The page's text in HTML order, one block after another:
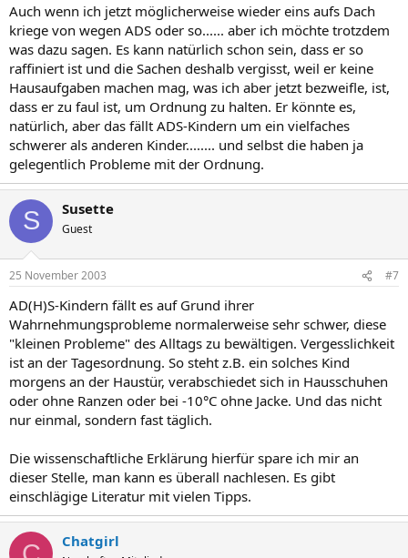
Auch wenn ich jetzt möglicherweise wieder eins aufs Dach
kriege von wegen ADS oder so...... aber ich möchte trotzdem
was dazu sagen. Es kann natürlich schon sein, dass er so
raffiniert ist und die Sachen deshalb vergisst, weil er keine
Hausaufgaben machen mag, was ich aber jetzt bezweifle, ist,
dass er zu faul ist, um Ordnung zu halten. Er könnte es,
natürlich, aber das fällt ADS-Kindern um ein vielfaches
schwerer als anderen Kinder........ und selbst die haben ja
gelegentlich Probleme mit der Ordnung.
S Susette
Guest
25 November 2003 #7
AD(H)S-Kindern fällt es auf Grund ihrer
Wahrnehmungsprobleme normalerweise sehr schwer, diese
"kleinen Probleme" des Alltags zu bewältigen. Vergesslichkeit
ist an der Tagesordnung. So steht z.B. ein solches Kind
morgens an der Haustür, verabschiedet sich in Hausschuhen
oder ohne Ranzen oder bei -10°C ohne Jacke. Und das nicht
nur einmal, sondern fast täglich.
Die wissenschaftliche Erklärung hierfür spare ich mir an
dieser Stelle, man kann es überall nachlesen. Es gibt
einschlägige Literatur mit vielen Tipps.
Chatgirl